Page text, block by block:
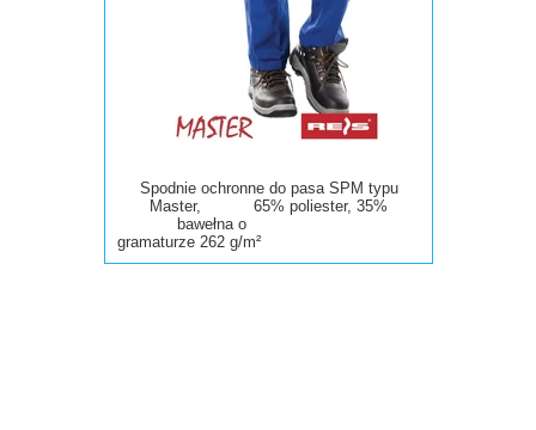
Spodnie ochronne do pasa SPM typu
Master, 65% poliester, 35%
bawełna o
gramaturze 262 g/m²